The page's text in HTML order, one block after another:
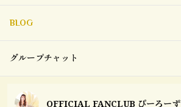
BLOG
グループチャット
OFFICIAL FANCLUB ぴーろーず